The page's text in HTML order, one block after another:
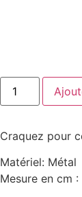
quantité
Patère
Craquez pour
Matériel: Métal
Mesure en cm